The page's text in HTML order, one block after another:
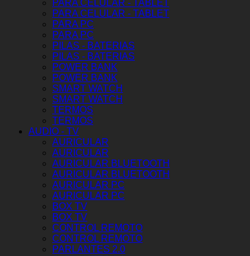
PARA CELULAR - TABLET
PARA CELULAR - TABLET
PARA PC
PARA PC
PILAS - BATERIAS
PILAS - BATERIAS
POWER BANK
POWER BANK
SMART WATCH
SMART WATCH
TERMOS
TERMOS
AUDIO - TV
AURICULAR
AURICULAR
AURICULAR BLUETOOTH
AURICULAR BLUETOOTH
AURICULAR PC
AURICULAR PC
BOX TV
BOX TV
CONTROL REMOTO
CONTROL REMOTO
PARLANTES 2.0